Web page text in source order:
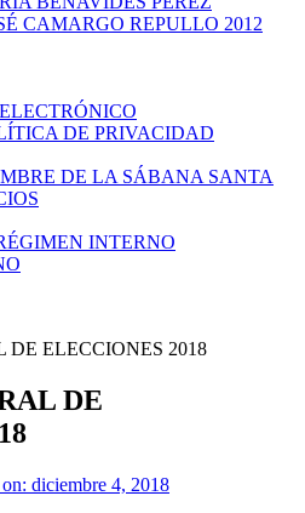
CAMARGO REPULLO 2012
DE PRIVACIDAD
DE LA SÁBANA SANTA
INTERNO
ELECCIONES 2018
DE
on: diciembre 4, 2018